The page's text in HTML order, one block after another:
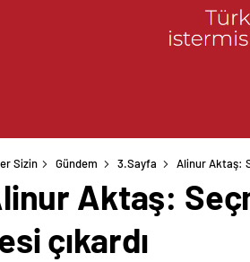
Sizin Gündem 3.Sayfa Alinur Aktaş:
Aktaş:
çıkardı